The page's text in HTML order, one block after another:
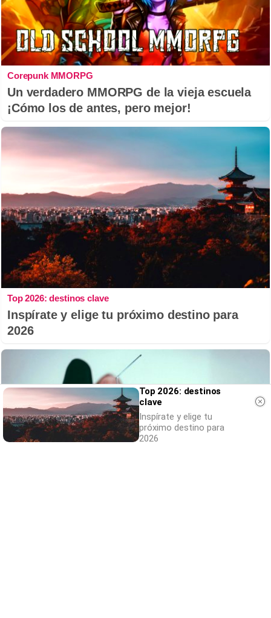
Corepunk MMORPG
Un verdadero MMORPG de la vieja escuela
¡Cómo los de antes, pero mejor!
Top 2026: destinos clave
Inspírate y elige tu próximo destino para
2026
Top 2026: destinos
clave
Inspírate y elige tu
próximo destino para
2026